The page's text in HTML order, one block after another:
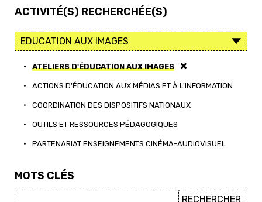
ACTIVITÉ(S) RECHERCHÉE(S)
• ATELIERS D'ÉDUCATION AUX IMAGES
• ACTIONS D'ÉDUCATION AUX MÉDIAS ET À L'INFORMATION
• COORDINATION DES DISPOSITIFS NATIONAUX
• OUTILS ET RESSOURCES PÉDAGOGIQUES
• PARTENARIAT ENSEIGNEMENTS CINÉMA-AUDIOVISUEL
MOTS CLÉS